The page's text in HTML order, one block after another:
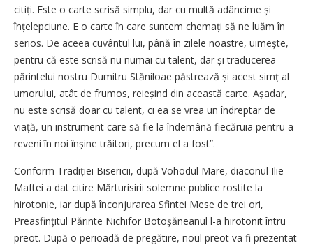
citiți. Este o carte scrisă simplu, dar cu multă adâncime și
înțelepciune. E o carte în care suntem chemați să ne luăm în
serios. De aceea cuvântul lui, până în zilele noastre, uimește,
pentru că este scrisă nu numai cu talent, dar și traducerea
părintelui nostru Dumitru Stăniloae păstrează și acest simț al
umorului, atât de frumos, reieșind din această carte. Așadar,
nu este scrisă doar cu talent, ci ea se vrea un îndreptar de
viață, un instrument care să fie la îndemână fiecăruia pentru a
reveni în noi înșine trăitori, precum el a fost”.
Conform Tradiției Bisericii, după Vohodul Mare, diaconul Ilie
Maftei a dat citire Mărturisirii solemne publice rostite la
hirotonie, iar după înconjurarea Sfintei Mese de trei ori,
Preasfințitul Părinte Nichifor Botoșăneanul l-a hirotonit întru
preot. După o perioadă de pregătire, noul preot va fi prezentat